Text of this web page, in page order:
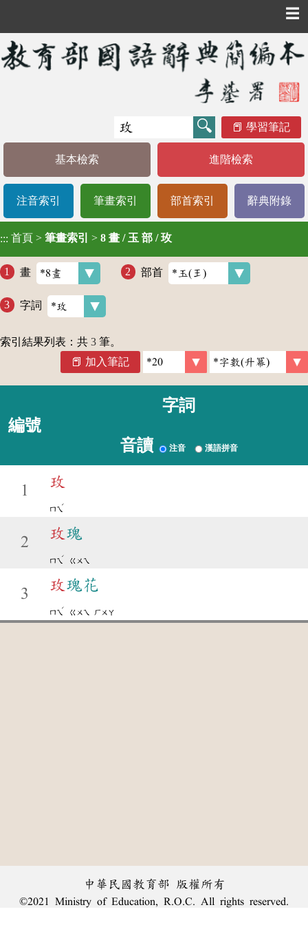
☰
學習筆記
基本檢索 進階檢索
注音索引 筆畫索引 部首索引 辭典附錄
::: 首頁 > 筆畫索引 > 8 畫 / 玉 部 / 玫
畫 部首
字詞
索引結果列表：共 3 筆。
加入筆記
編號
字詞
音讀 注音 漢語拼音
1
玫
ㄇㄟ
ˊ
2
玫 瑰
ㄇㄟ
ˊ
ㄍㄨㄟ
3
玫 瑰花
ㄇㄟ
ˊ
ㄍㄨㄟ ㄏㄨㄚ
中華民國教育部 版權所有
©2021 Ministry of Education, R.O.C. All rights reserved.